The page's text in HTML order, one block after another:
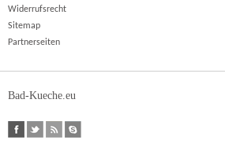
Widerrufsrecht
Sitemap
Partnerseiten
Bad-Kueche.eu